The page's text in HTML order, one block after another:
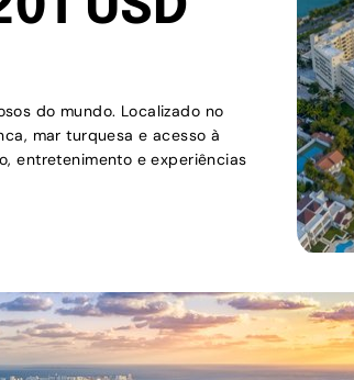
do mundo. Localizado no
mar turquesa e acesso à
entretenimento e experiências